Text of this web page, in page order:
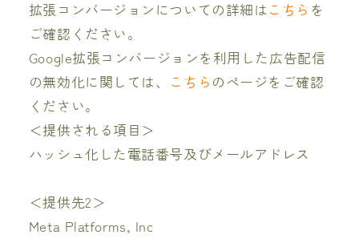
拡張コンバージョンについての詳細は こちら を
ご確認ください。
Google拡張コンバージョンを利用した広告配信
の無効化に関しては、
こちら のページをご確認
ください。
＜提供される項目＞
ハッシュ化した電話番号及びメールアドレス
＜提供先2＞
Meta Platforms, Inc